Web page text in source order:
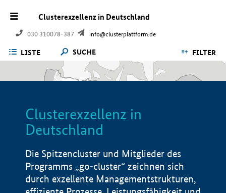
Clusterexzellenz in Deutschland
030 310078-387 info@clusterplattform.de
LISTE SUCHE FILTER
Clusterexzellenz in
Deutschland
Die Spitzencluster und Mitglieder des
Programms „go-cluster“ zeichnen sich
durch exzellente Managementstrukturen,